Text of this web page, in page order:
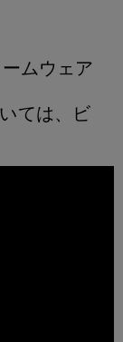
ムウェア
ては、ビ